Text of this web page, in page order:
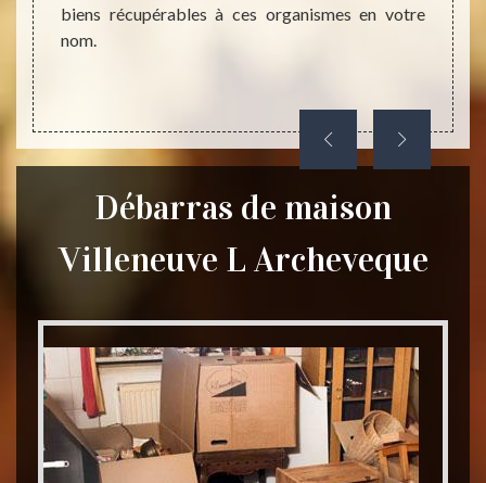
biens récupérables à ces organismes en votre
nom.
Débarras de maison
Villeneuve L Archeveque